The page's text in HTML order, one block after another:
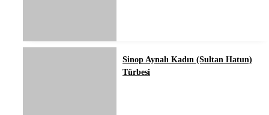
Sinop Aynalı Kadın (Sultan Hatun)
Türbesi